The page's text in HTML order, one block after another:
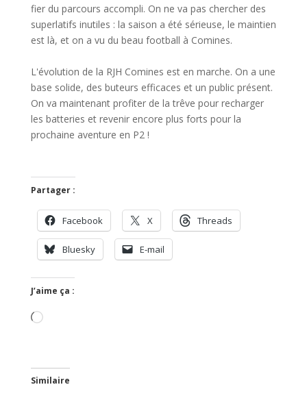
fier du parcours accompli. On ne va pas chercher des
superlatifs inutiles : la saison a été sérieuse, le maintien
est là, et on a vu du beau football à Comines.
L'évolution de la RJH Comines est en marche. On a une
base solide, des buteurs efficaces et un public présent.
On va maintenant profiter de la trêve pour recharger
les batteries et revenir encore plus forts pour la
prochaine aventure en P2 !
Partager :
Facebook X Threads
Bluesky E-mail
J’aime ça :
Chargement…
Similaire